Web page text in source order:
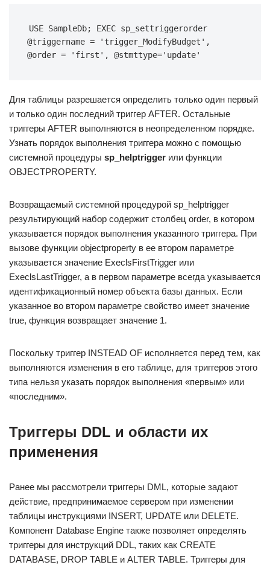
USE SampleDb; EXEC sp_settriggerorder
@triggername = 'trigger_ModifyBudget',
@order = 'first', @stmttype='update'
Для таблицы разрешается определить только один первый
и только один последний триггер AFTER. Остальные
триггеры AFTER выполняются в неопределенном порядке.
Узнать порядок выполнения триггера можно с помощью
системной процедуры sp_helptrigger или функции
OBJECTPROPERTY.
Возвращаемый системной процедурой sp_helptrigger
результирующий набор содержит столбец order, в котором
указывается порядок выполнения указанного триггера. При
вызове функции objectproperty в ее втором параметре
указывается значение ExeclsFirstTrigger или
ExeclsLastTrigger, а в первом параметре всегда указывается
идентификационный номер объекта базы данных. Если
указанное во втором параметре свойство имеет значение
true, функция возвращает значение 1.
Поскольку триггер INSTEAD OF исполняется перед тем, как
выполняются изменения в его таблице, для триггеров этого
типа нельзя указать порядок выполнения «первым» или
«последним».
Триггеры DDL и области их
применения
Ранее мы рассмотрели триггеры DML, которые задают
действие, предпринимаемое сервером при изменении
таблицы инструкциями INSERT, UPDATE или DELETE.
Компонент Database Engine также позволяет определять
триггеры для инструкций DDL, таких как CREATE
DATABASE, DROP TABLE и ALTER TABLE. Триггеры для